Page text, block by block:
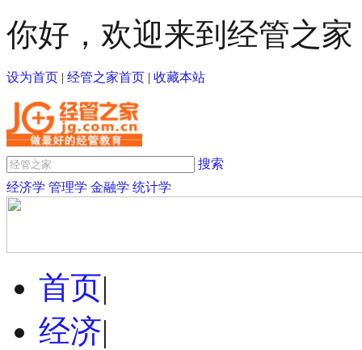
你好，欢迎来到经管之家
设为首页 | 经管之家首页 | 收藏本站
搜索
经济学 管理学 金融学 统计学
首页|
经济|